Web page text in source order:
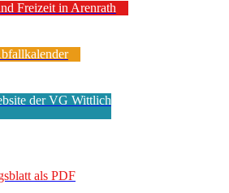
Freizeit in Arenrath
der VG Wittlich
als PDF